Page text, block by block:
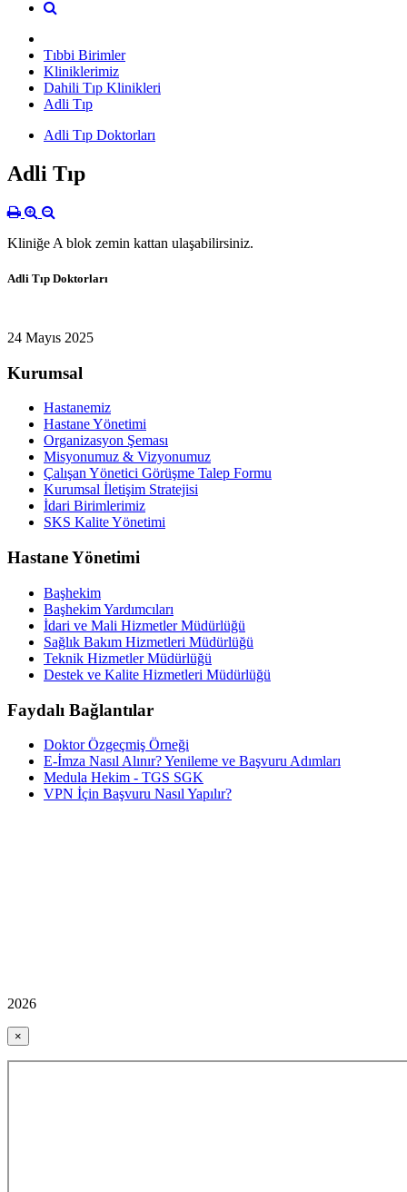
Tıbbi Birimler
Kliniklerimiz
Dahili Tıp Klinikleri
Adli Tıp
Adli Tıp Doktorları
Adli Tıp
Kliniğe A blok zemin kattan ulaşabilirsiniz.
Adli Tıp Doktorları
24 Mayıs 2025
Kurumsal
Hastanemiz
Hastane Yönetimi
Organizasyon Şeması
Misyonumuz & Vizyonumuz
Çalışan Yönetici Görüşme Talep Formu
Kurumsal İletişim Stratejisi
İdari Birimlerimiz
SKS Kalite Yönetimi
Hastane Yönetimi
Başhekim
Başhekim Yardımcıları
İdari ve Mali Hizmetler Müdürlüğü
Sağlık Bakım Hizmetleri Müdürlüğü
Teknik Hizmetler Müdürlüğü
Destek ve Kalite Hizmetleri Müdürlüğü
Faydalı Bağlantılar
Doktor Özgeçmiş Örneği
E-İmza Nasıl Alınır? Yenileme ve Başvuru Adımları
Medula Hekim - TGS SGK
VPN İçin Başvuru Nasıl Yapılır?
2026
×